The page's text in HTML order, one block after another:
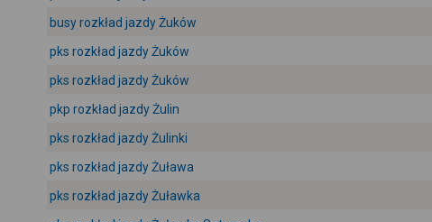
busy rozkład jazdy Żuków
pks rozkład jazdy Żuków
pks rozkład jazdy Żuków
pkp rozkład jazdy Żulin
pks rozkład jazdy Żulinki
pks rozkład jazdy Żuława
pks rozkład jazdy Żuławka